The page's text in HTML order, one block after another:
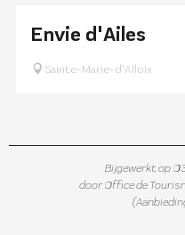
Envie d'Ailes
Sainte-Marie-d'Alloix
Bijgewerkt op
door Office de